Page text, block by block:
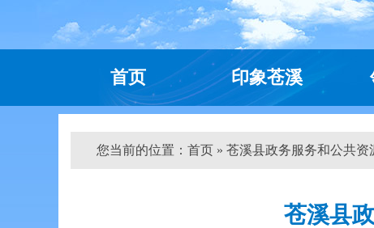
首页 印象苍溪
您当前的位置： 首页 » 苍溪县政务服务和公共资
苍溪县